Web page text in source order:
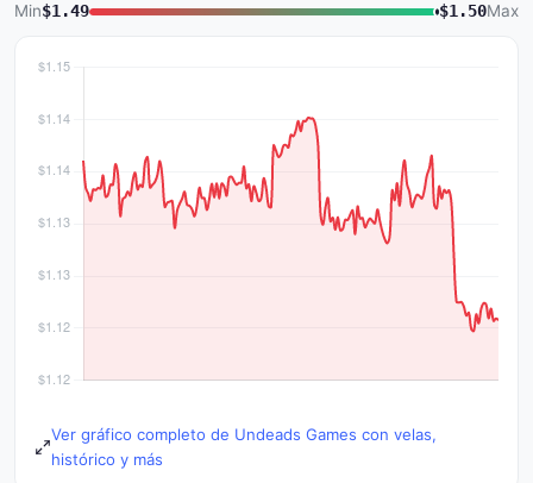
Min$1.49 $1.50Max
Ver gráfico completo de Undeads Games con velas,
histórico y más